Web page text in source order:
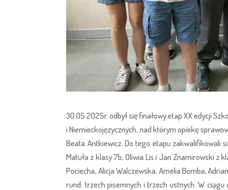
30.05.2025r. odbył się finałowy etap XX edycji
i Niemieckojęzycznych, nad którym opiekę
Beata Antkiewicz. Do tego etapu zakwalifikowali
Matuła z klasy 7b, Oliwia Lis i Jan Znamirowski z
Pociecha, Alicja Walczewska, Amelia Bomba,
rund: trzech pisemnych i trzech ustnych. W